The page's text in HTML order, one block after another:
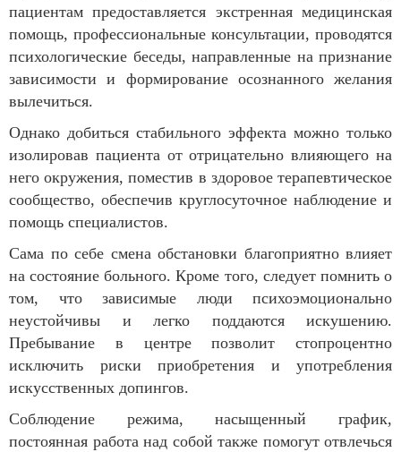
пациентам предоставляется экстренная медицинская
помощь, профессиональные консультации, проводятся
психологические беседы, направленные на признание
зависимости и формирование осознанного желания
вылечиться.
Однако добиться стабильного эффекта можно только
изолировав пациента от отрицательно влияющего на
него окружения, поместив в здоровое терапевтическое
сообщество, обеспечив круглосуточное наблюдение и
помощь специалистов.
Сама по себе смена обстановки благоприятно влияет
на состояние больного. Кроме того, следует помнить о
том, что зависимые люди психоэмоционально
неустойчивы и легко поддаются искушению.
Пребывание в центре позволит стопроцентно
исключить риски приобретения и употребления
искусственных допингов.
Соблюдение режима, насыщенный график,
постоянная работа над собой также помогут отвлечься